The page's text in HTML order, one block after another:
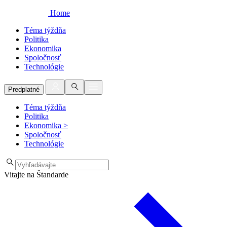
Home
Téma týždňa
Politika
Ekonomika
Spoločnosť
Technológie
Predplatné
Téma týždňa
Politika
Ekonomika >
Spoločnosť
Technológie
Vitajte na Štandarde